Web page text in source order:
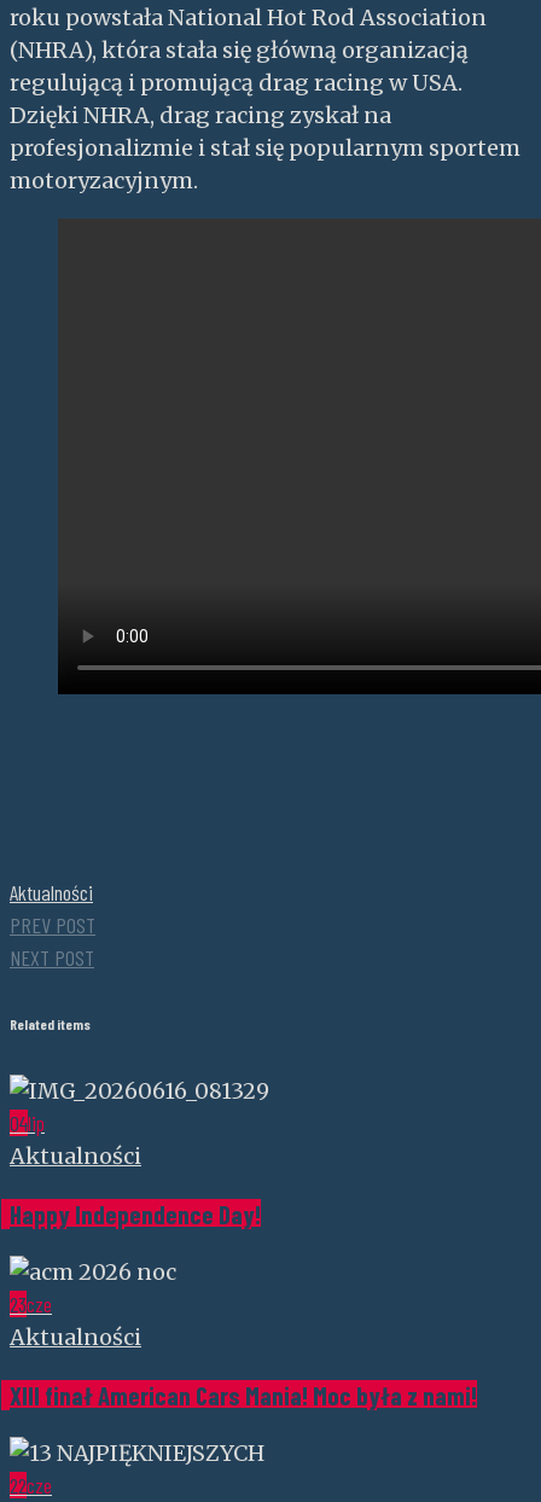
roku powstała National Hot Rod Association
(NHRA), która stała się główną organizacją
regulującą i promującą drag racing w USA.
Dzięki NHRA, drag racing zyskał na
profesjonalizmie i stał się popularnym sportem
motoryzacyjnym.
Aktualności
PREV POST
NEXT POST
Related items
04lip
Aktualności
Happy Independence Day!
23cze
Aktualności
XIII finał American Cars Mania! Moc była z nami!
22cze